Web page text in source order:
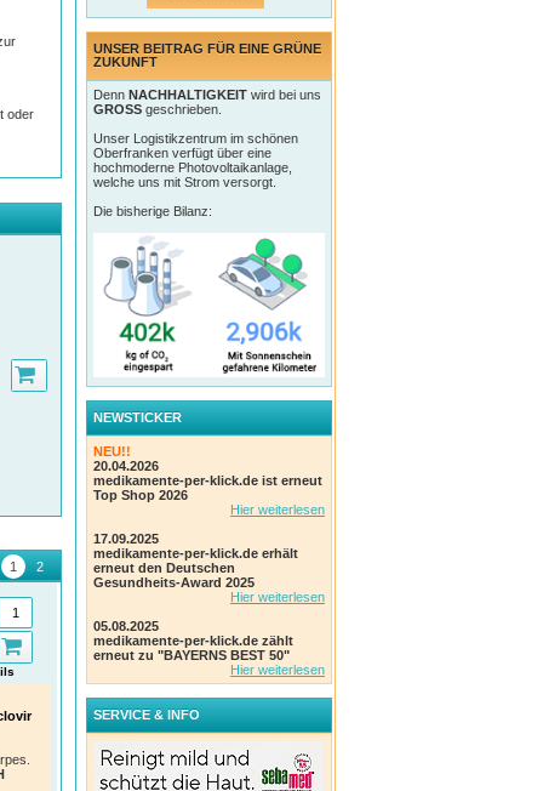
oder
Thomapyrin CLASSIC -
Schmerztabletten gegen
Kopfschmerzen
Wirkt nach 15 Minuten dank
medizinischem Coffein
A. Nattermann & Cie GmbH
Details
Doc Ibuprofen Schmerzgel
Tube.
Direkt auf den Schmerz. Zieht
schnell ein ohne Flecken.
HERMES Arzneimittel GmbH
UNSER BEITRAG FÜR EINE GRÜNE
ZUKUNFT
Denn NACHHALTIGKEIT wird bei uns
GROSS geschrieben.
Unser Logistikzentrum im schönen
Oberfranken verfügt über eine
hochmoderne Photovoltaikanlage,
welche uns mit Strom versorgt.
Die bisherige Bilanz:
NEWSTICKER
NEU!!
20.04.2026
medikamente-per-klick.de ist erneut
Top Shop 2026
Hier weiterlesen
17.09.2025
medikamente-per-klick.de erhält
erneut den Deutschen
Gesundheits-Award 2025
Hier weiterlesen
05.08.2025
medikamente-per-klick.de zählt
erneut zu "BAYERNS BEST 50"
Hier weiterlesen
SERVICE & INFO